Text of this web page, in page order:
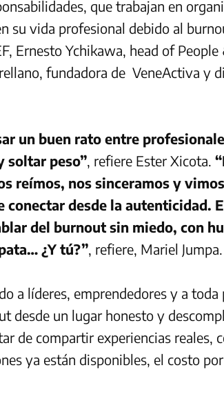
que trabajan en
su vida profesional debido al
Ernesto Ychikawa, head of
fundadora de VeneActiva y
un buen rato entre
soltar peso”, refiere Ester Xicota. “
reímos, nos sinceramos y
conectar desde la autenticidad.
del burnout sin miedo, con
¿Y tú?”, refiere, Mariel Jumpa.
a líderes, emprendedores y a
desde un lugar honesto y
de compartir experiencias reales,
ya están disponibles, el costo